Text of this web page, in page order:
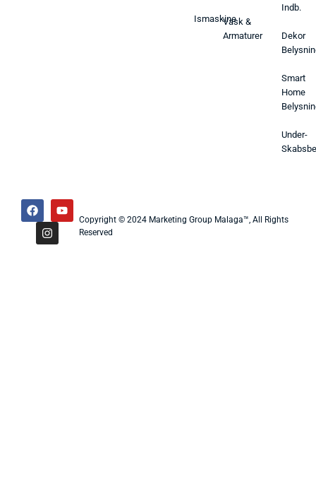
IsmaskineVask &
Armaturer
Indb.
Dekor
Smart
Home
Under-
Copyright © 2024 Marketing Group Malaga™, All Rights
Reserved